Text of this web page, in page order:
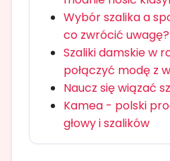
Wybór szalika a
co zwrócić uwagę?
Szaliki damskie w
połączyć modę z
Naucz się wiązać
Kamea - polski
głowy i szalików